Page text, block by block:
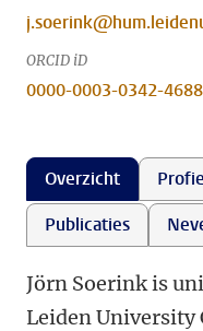
ORCID iD
0000-0003-0342-4688
Overzicht
Publicaties
Jörn Soerink is
Leiden University